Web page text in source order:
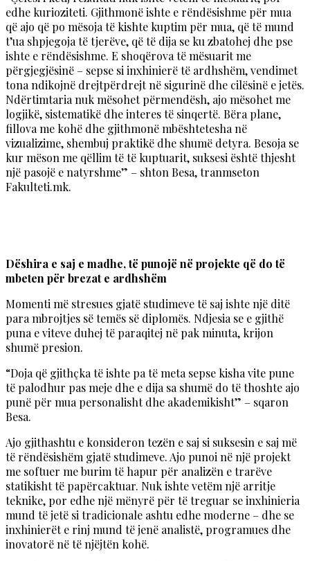
edhe kurioziteti. Gjithmonë ishte e rëndësishme për mua
që ajo që po mësoja të kishte kuptim për mua, që të mund
t’ua shpjegoja të tjerëve, që të dija se ku zbatohej dhe pse
ishte e rëndësishme. E shoqërova të mësuarit me
përgjegjësinë – sepse si inxhinierë të ardhshëm, vendimet
tona ndikojnë drejtpërdrejt në sigurinë dhe cilësinë e jetës.
Ndërtimtaria nuk mësohet përmendësh, ajo mësohet me
logjikë, sistematikë dhe interes të sinqertë. Bëra plane,
fillova me kohë dhe gjithmonë mbështetesha në
vizualizime, shembuj praktikë dhe shumë detyra. Besoja se
kur mëson me qëllim të të kuptuarit, suksesi është thjesht
një pasojë e natyrshme” – shton Besa, tranmseton
Fakulteti.mk.
Dëshira e saj e madhe, të punojë në projekte që do të
mbeten për brezat e ardhshëm
Momenti më stresues gjatë studimeve të saj ishte një ditë
para mbrojtjes së temës së diplomës. Ndjesia se e gjithë
puna e viteve duhej të paraqitej në pak minuta, krijon
shumë presion.
“Doja që gjithçka të ishte pa të meta sepse kisha vite pune
të palodhur pas meje dhe e dija sa shumë do të thoshte ajo
punë për mua personalisht dhe akademikisht” – sqaron
Besa.
Ajo gjithashtu e konsideron tezën e saj si suksesin e saj më
të rëndësishëm gjatë studimeve. Ajo punoi në një projekt
me softuer me burim të hapur për analizën e trarëve
statikisht të papërcaktuar. Nuk ishte vetëm një arritje
teknike, por edhe një mënyrë për të treguar se inxhinieria
mund të jetë si tradicionale ashtu edhe moderne – dhe se
inxhinierët e rinj mund të jenë analistë, programues dhe
inovatorë në të njëjtën kohë.